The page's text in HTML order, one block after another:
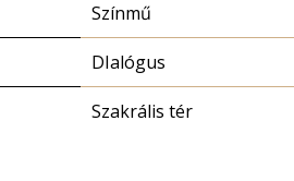
Színmű
DIalógus
Szakrális tér